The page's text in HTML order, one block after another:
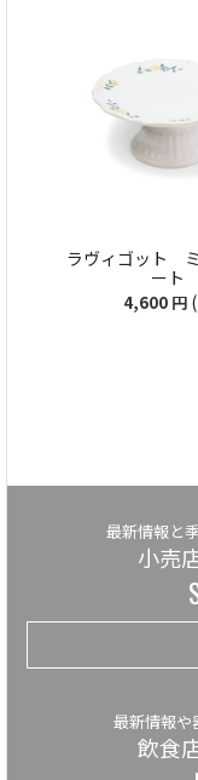
ラヴィゴット
ート
4,600 円
最新情報と
小売
最新情報や
飲食